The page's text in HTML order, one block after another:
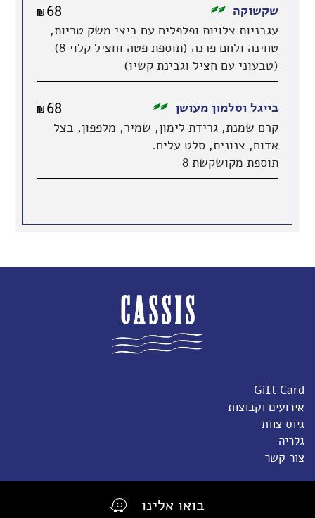
שקשוקה מנה
טבעונית
68
עגבניות צלויות ופלפלים עם ביצי משק טריות,
טחינה ולחם פרנה (תוספת פטה וחציל קלוי 8)
(טבעוני עם חציל וגבינת קשיו)
בייגל וסלמון מעושן מנה
טבעונית
68
קרם שמנת, גרידת לימון, שמיר, מלפפון, בצל
אדום, צנונית, סלט עלים.
תוספת מקושקשת 8
Gift Card
אירועים וקבוצות
גיוס צוות
גלריה
צור קשר
בואו אלינו